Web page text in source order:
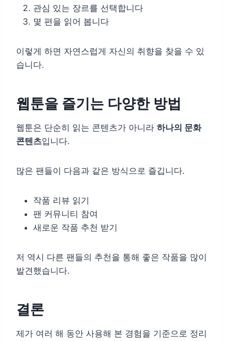
관심 있는 장르를 선택합니다
몇 편을 읽어 봅니다
이렇게 하면 자연스럽게 자신의 취향을 찾을 수 있
습니다.
웹툰을 즐기는 다양한 방법
웹툰은 단순히 읽는 콘텐츠가 아니라 하나의 문화
콘텐츠입니다.
많은 팬들이 다음과 같은 방식으로 즐깁니다.
작품 리뷰 읽기
팬 커뮤니티 참여
새로운 작품 추천 받기
저 역시 다른 팬들의 추천을 통해 좋은 작품을 많이
발견했습니다.
결론
제가 여러 해 동안 사용해 본 경험을 기준으로 정리